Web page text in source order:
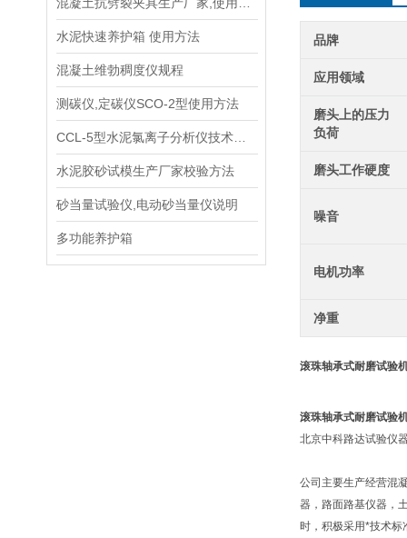
水泥快速养护箱 使用方法
混凝土维勃稠度仪规程
测碳仪,定碳仪SCO-2型使用方法
水泥胶砂试模生产厂家校验方法
砂当量试验仪,电动砂当量仪说明
多功能养护箱
品牌
应用领域
磨头上的压力
负荷
磨头工作硬度
噪音
电机功率
净重
滚珠轴承式耐磨试验
滚珠轴承式耐磨试验
北京中科路达试验仪
公司主要生产经营混
器，路面路基仪器，
时，积极采用*技术